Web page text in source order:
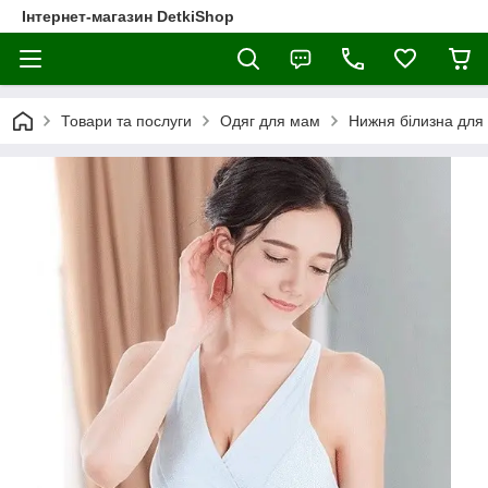
Інтернет-магазин DetkiShop
Товари та послуги Одяг для мам Нижня білизна для